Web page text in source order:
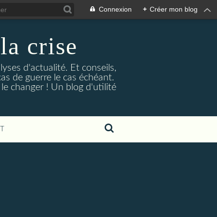
Connexion + Créer mon blog
crise
d'actualité. Et conseils,
de guerre le cas échéant.
changer ! Un blog d'utilité